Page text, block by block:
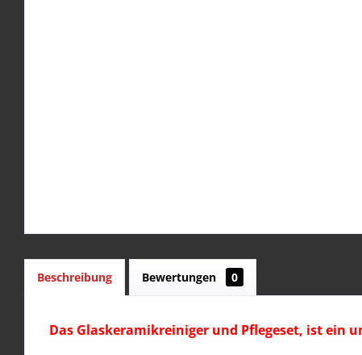
Beschreibung Bewertungen 0
Das Glaskeramikreiniger und Pflegeset, ist ein